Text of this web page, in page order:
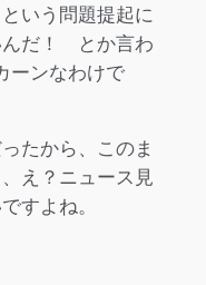
いう問題提起に
んだ！ とか言わ
ーンなわけで
たから、このま
え？ニュース見
すよね。